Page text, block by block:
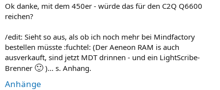
Ok danke, mit dem 450er - würde das für den C2Q Q6600
reichen?
/edit: Sieht so aus, als ob ich noch mehr bei Mindfactory
bestellen müsste :fuchtel: (Der Aeneon RAM is auch
ausverkauft, sind jetzt MDT drinnen - und ein LightScribe-
Brenner 🙂 )... s. Anhang.
Anhänge